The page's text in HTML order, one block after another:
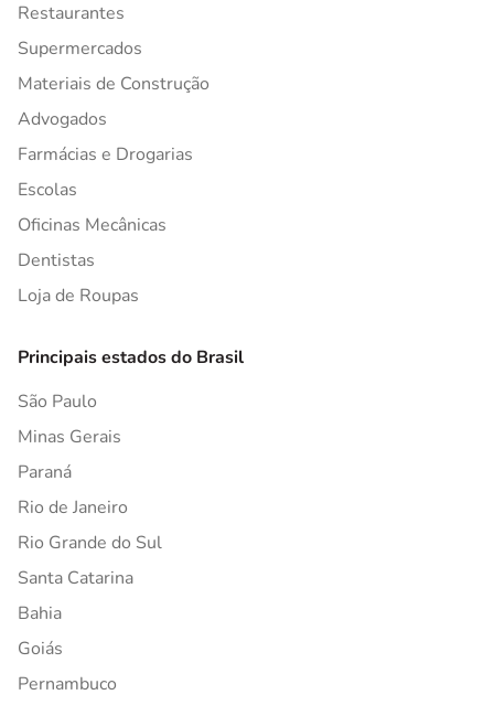
Restaurantes
Supermercados
Materiais de Construção
Advogados
Farmácias e Drogarias
Escolas
Oficinas Mecânicas
Dentistas
Loja de Roupas
Principais estados do Brasil
São Paulo
Minas Gerais
Paraná
Rio de Janeiro
Rio Grande do Sul
Santa Catarina
Bahia
Goiás
Pernambuco